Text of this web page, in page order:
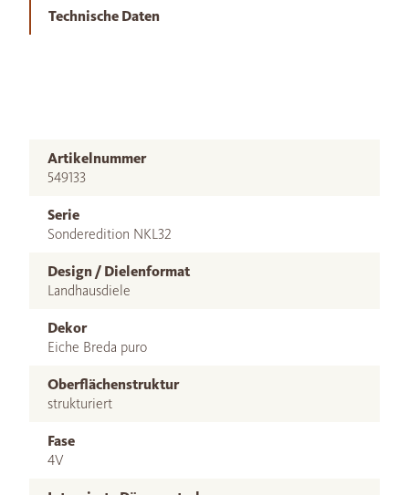
Technische Daten
Artikelnummer
549133
Serie
Sonderedition NKL32
Design / Dielenformat
Landhausdiele
Dekor
Eiche Breda puro
Oberflächenstruktur
strukturiert
Fase
4V